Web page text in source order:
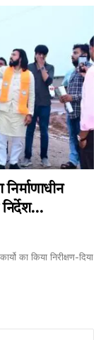
निर्देश…
का किया निरीक्षण-दिया